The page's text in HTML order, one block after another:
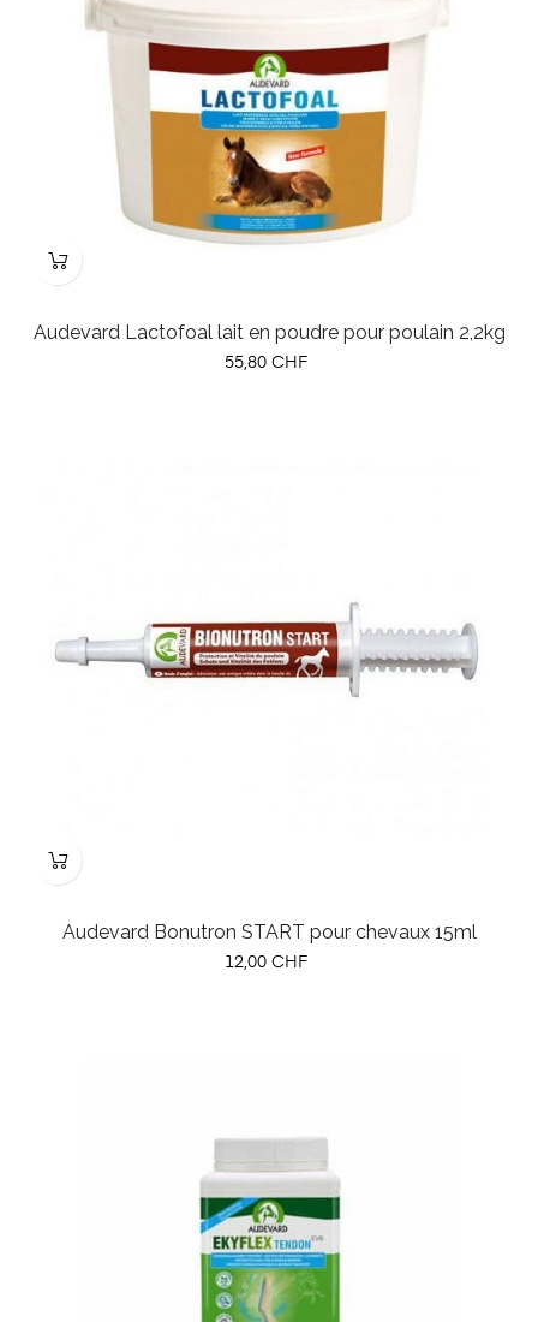
Audevard Lactofoal lait en poudre pour poulain 2,2kg
Prix
55,80 CHF
Audevard Bonutron START pour chevaux 15ml
Prix
12,00 CHF